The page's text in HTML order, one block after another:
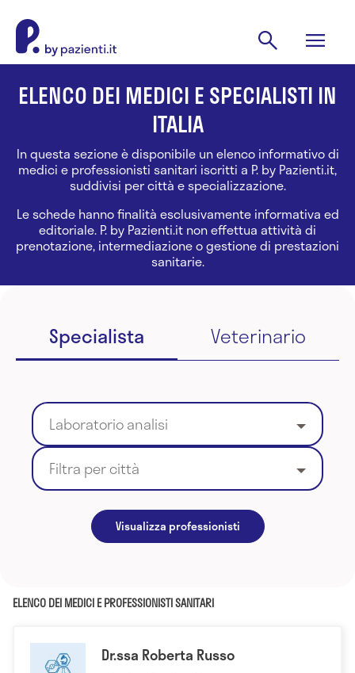
ELENCO DEI MEDICI E SPECIALISTI IN
ITALIA
In questa sezione è disponibile un elenco informativo di
medici e professionisti sanitari iscritti a P. by Pazienti.it,
suddivisi per città e specializzazione.
Le schede hanno finalità esclusivamente informativa ed
editoriale. P. by Pazienti.it non effettua attività di
prenotazione, intermediazione o gestione di prestazioni
sanitarie.
Specialista Veterinario
Laboratorio analisi
Filtra per città
Visualizza professionisti
ELENCO DEI MEDICI E PROFESSIONISTI SANITARI
Dr.ssa Roberta Russo